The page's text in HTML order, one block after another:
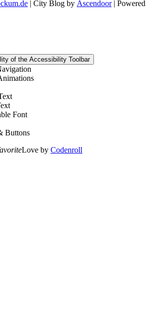
| City Blog by Ascendoor| Powered
of the Accessibility Toolbar
Font
Buttons
Love by Codenroll